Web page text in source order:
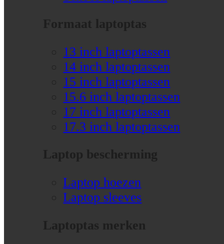
Formaat laptoptas
13 inch laptoptassen
14 inch laptoptassen
15 inch laptoptassen
15.6 inch laptoptassen
17 inch laptoptassen
17.3 inch laptoptassen
Laptop bescherming
Laptop hoezen
Laptop sleeves
Laptoptas merken